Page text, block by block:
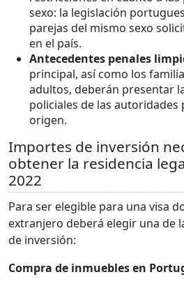
sexo: la legislación
parejas del mismo sexo
en el país.
Antecedentes penales
principal, así como los
adultos, deberán presentar
policiales de las autoridades
origen.
Importes de inversión
obtener la residencia
2022
Para ser elegible para una visa
extranjero deberá elegir una de
de inversión:
Compra de inmuebles en